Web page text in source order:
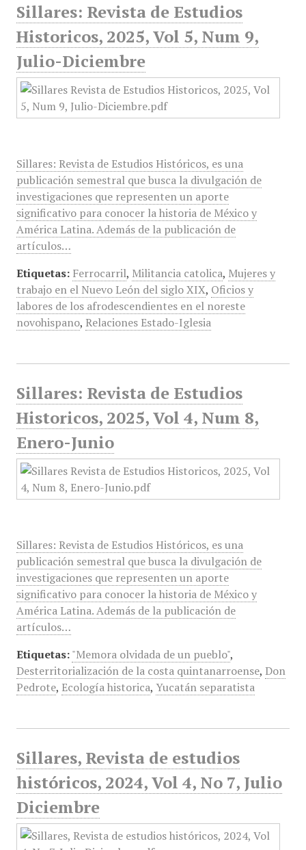
Sillares: Revista de Estudios
Historicos, 2025, Vol 5, Num 9,
Julio-Diciembre
Sillares: Revista de Estudios Históricos, es una
publicación semestral que busca la divulgación de
investigaciones que representen un aporte
significativo para conocer la historia de México y
América Latina. Además de la publicación de
artículos…
Etiquetas: Ferrocarril, Militancia catolica, Mujeres y
trabajo en el Nuevo León del siglo XIX, Oficios y
labores de los afrodescendientes en el noreste
novohispano, Relaciones Estado-Iglesia
Sillares: Revista de Estudios
Historicos, 2025, Vol 4, Num 8,
Enero-Junio
Sillares: Revista de Estudios Históricos, es una
publicación semestral que busca la divulgación de
investigaciones que representen un aporte
significativo para conocer la historia de México y
América Latina. Además de la publicación de
artículos…
Etiquetas: "Memora olvidada de un pueblo",
Desterritorialización de la costa quintanarroense, Don
Pedrote, Ecología historica, Yucatán separatista
Sillares, Revista de estudios
históricos, 2024, Vol 4, No 7, Julio
Diciembre